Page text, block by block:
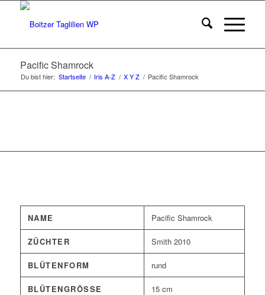
Pacific Shamrock
Du bist hier: Startseite / Iris A-Z / X Y Z / Pacific Shamrock
NAME Pacific Shamrock
ZÜCHTER Smith 2010
BLÜTENFORM rund
BLÜTENGRÖSSE 15 cm